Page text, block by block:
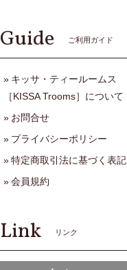
Guide ご利用ガイド
キッサ・ティールームス
［KISSA Trooms］について
お問合せ
プライバシーポリシー
特定商取引法に基づく表記
会員規約
Link リンク